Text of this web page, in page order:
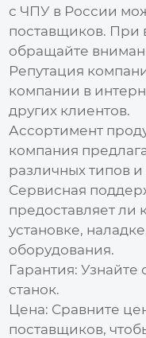
с ЧПУ в России
поставщиков. При
обращайте
Репутация
компании в
других клиентов.
Ассортимент
компания
различных типов
Сервисная
предоставляет ли
установке,
оборудования.
Гарантия: Узнайте
станок.
Цена: Сравните
поставщиков,